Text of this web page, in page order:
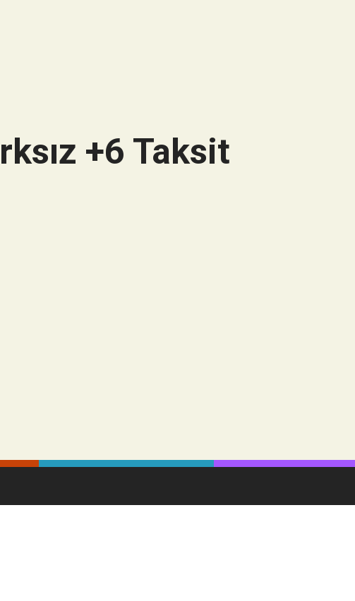
+6 Taksit